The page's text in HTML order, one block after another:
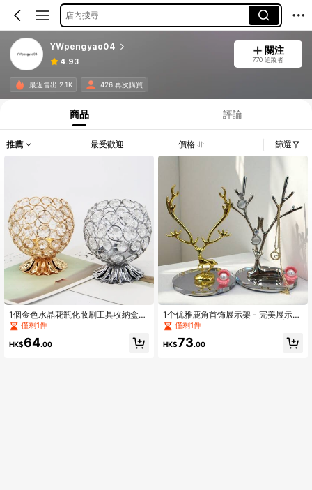
店內搜尋
YWpengyao04
4.93
關注
770 追蹤者
最近售出 2.1K 426 再次購買
商品 評論
推薦 最受歡迎 價格 篩選
1個金色水晶花瓶化妝刷工具收納盒彩
妝收藏盒
僅剩1件
HK$64.00
1个优雅鹿角首饰展示架 - 完美展示耳
环（耳钉和耳坠）、手链和项链 | 时
尚的卧室桌面装饰，是节日送礼和特
殊场合的理想之选，以其质朴的魅力
僅剩1件
HK$73.00